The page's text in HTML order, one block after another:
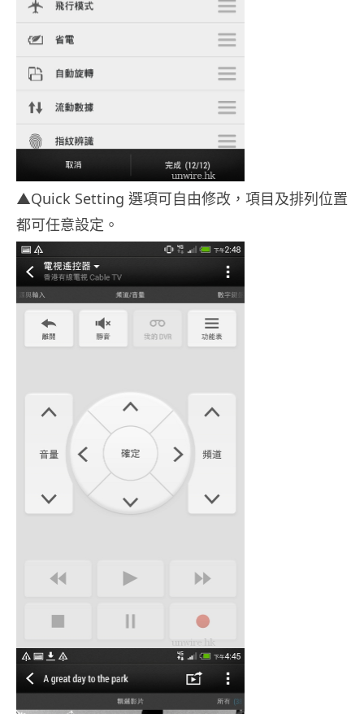
▲Quick Setting 選項可自由修改，項目及排列位置
都可任意設定。